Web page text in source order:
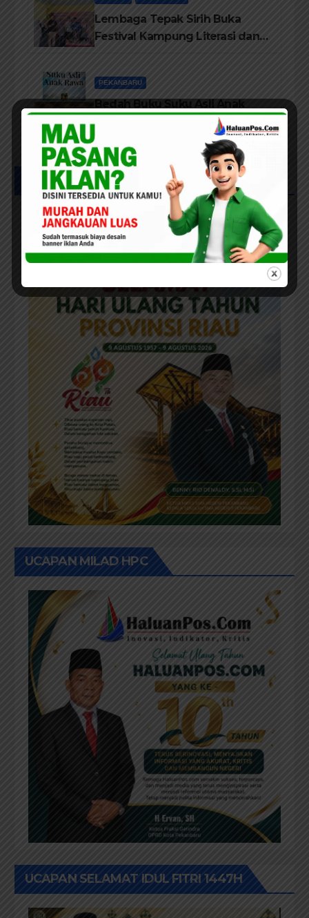
Lembaga Tepak Sirih Buka
Festival Kampung Literasi dan
PEKANBARU
Rawa: Merawat Identitas dan
Kepastian Hukum Masyarakat
Adat
UCAPAN IKLAN HUT RIAU KE-69
UCAPAN MILAD HPC
UCAPAN SELAMAT IDUL FITRI 1447H